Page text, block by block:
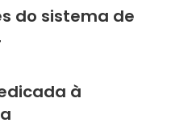
do sistema de
à